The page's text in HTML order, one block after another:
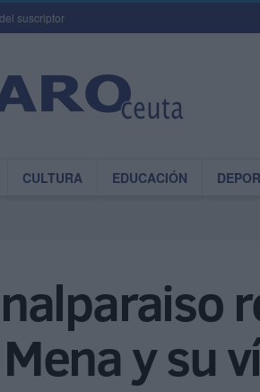
suscriptor
CULTURA EDUCACIÓN
y su